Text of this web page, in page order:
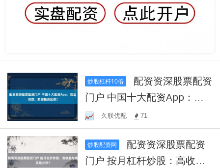
炒股杠杆10倍
门户 中国十大配资App：安
全高效，助您投资起航！
久联优配 71
炒股配资网
门户 按月杠杆炒股：高收益